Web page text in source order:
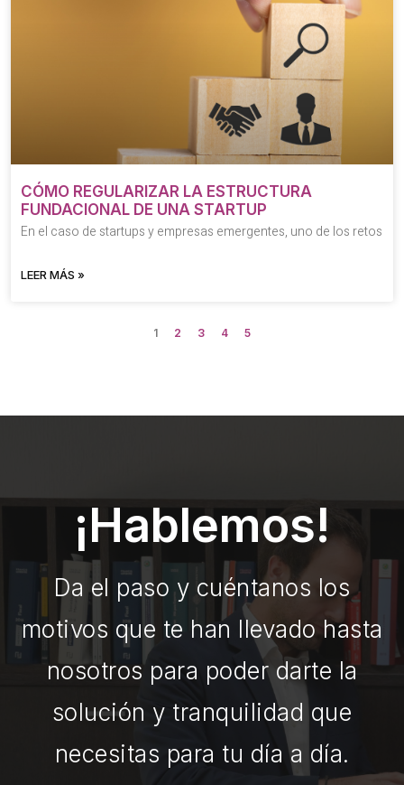
CÓMO REGULARIZAR LA ESTRUCTURA
FUNDACIONAL DE UNA STARTUP
En el caso de startups y empresas emergentes, uno de los retos
LEER MÁS »
1 2 3 4 5
¡Hablemos!
Da el paso y cuéntanos los
motivos que te han llevado hasta
nosotros para poder darte la
solución y tranquilidad que
necesitas para tu día a día.